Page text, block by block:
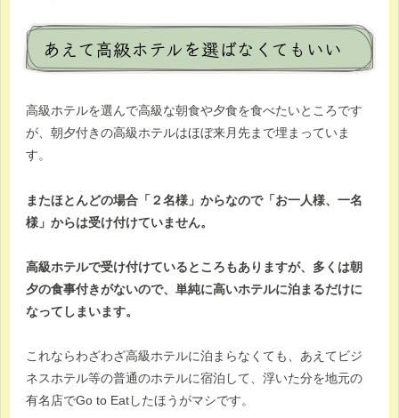
あえて高級ホテルを選ばなくてもいい
高級ホテルを選んで高級な朝食や夕食を食べたいところです
が、朝夕付きの高級ホテルはほぼ来月先まで埋まっていま
す。
またほとんどの場合「２名様」からなので「お一人様、一名
様」からは受け付けていません。
高級ホテルで受け付けているところもありますが、多くは朝
夕の食事付きがないので、単純に高いホテルに泊まるだけに
なってしまいます。
これならわざわざ高級ホテルに泊まらなくても、あえてビジ
ネスホテル等の普通のホテルに宿泊して、浮いた分を地元の
有名店でGo to Eatしたほうがマシです。